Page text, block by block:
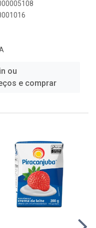
ou
e comprar